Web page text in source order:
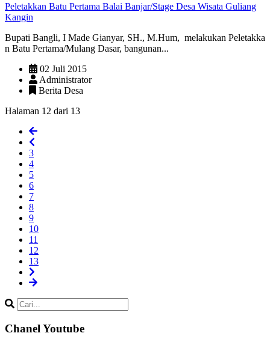
Peletakkan Batu Pertama Balai Banjar/Stage Desa Wisata Guliang
Kangin
Bupati Bangli, I Made Gianyar, SH., M.Hum, melakukan Peletakka
n Batu Pertama/Mulang Dasar, bangunan...
02 Juli 2015
Administrator
Berita Desa
Halaman 12 dari 13
3
4
5
6
7
8
9
10
11
12
13
Chanel Youtube